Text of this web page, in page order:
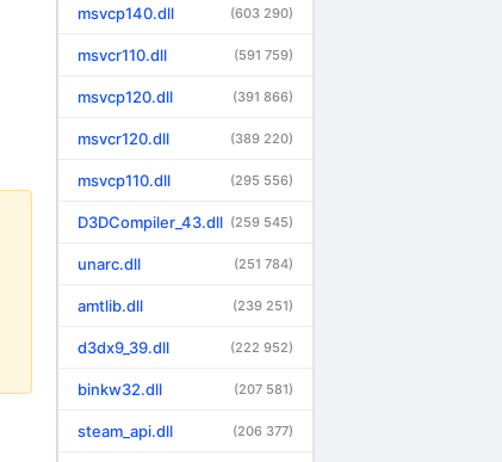
msvcp140.dll (603 290)
msvcr110.dll (591 759)
msvcp120.dll (391 866)
msvcr120.dll (389 220)
msvcp110.dll (295 556)
D3DCompiler_43.dll (259 545)
unarc.dll (251 784)
amtlib.dll (239 251)
d3dx9_39.dll (222 952)
binkw32.dll (207 581)
steam_api.dll (206 377)